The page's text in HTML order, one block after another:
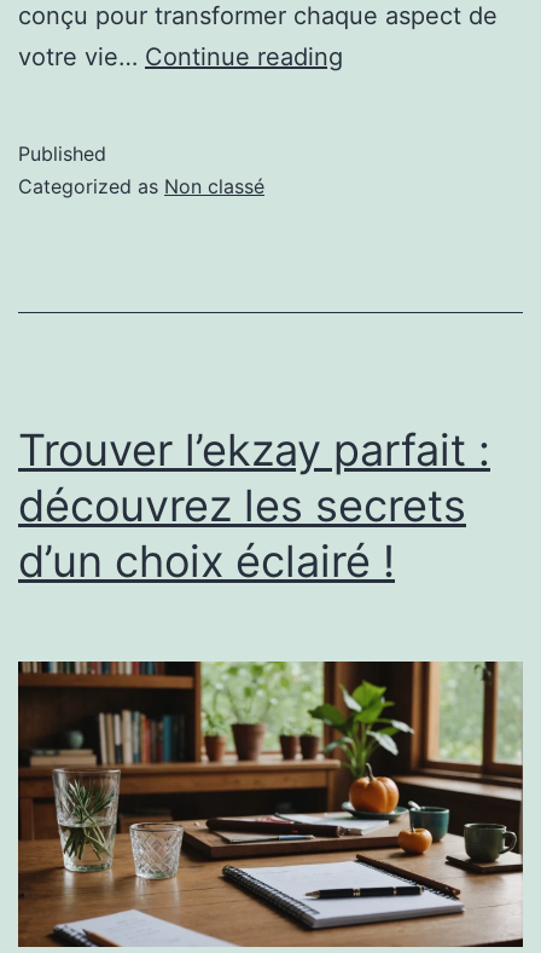
conçu pour transformer chaque aspect de
votre vie… Continue reading
Published
Categorized as Non classé
Trouver l’ekzay parfait :
découvrez les secrets
d’un choix éclairé !